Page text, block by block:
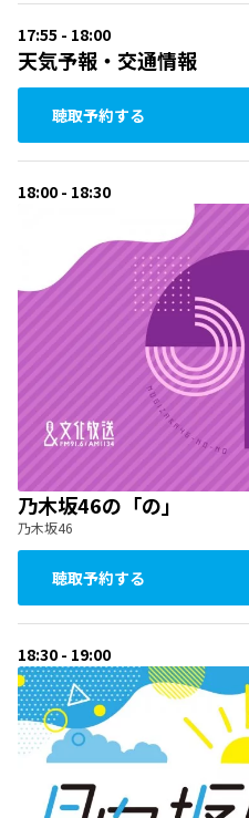
17:55 - 18:00
天気予報・交通情報
聴取予約する
18:00 - 18:30
乃木坂46の「の」
乃木坂46
聴取予約する
18:30 - 19:00